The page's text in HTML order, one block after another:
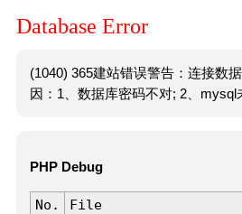
Database Error
(1040) 365建站错误警告：连接数
因：1、数据库密码不对; 2、mysql
PHP Debug
No. File